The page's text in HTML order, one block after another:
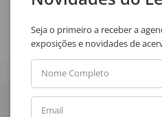
Vaso de Flores
Seja o primeiro a receber a
exposições e novidades de
Nome Completo
Email
Quer